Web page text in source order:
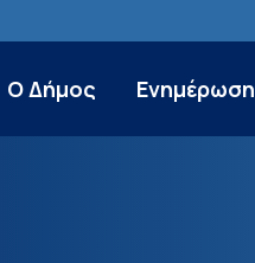
Ο Δήμος Ενημέρωση